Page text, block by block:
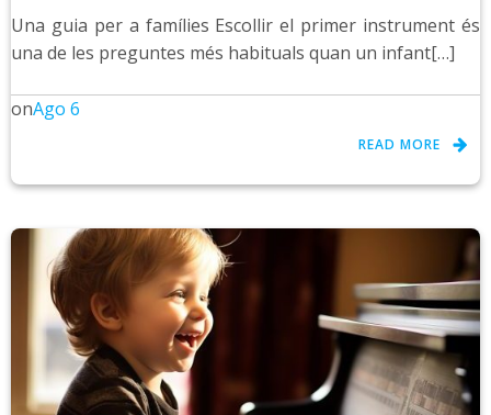
Una guia per a famílies Escollir el primer instrument és
una de les preguntes més habituals quan un infant[…]
onAgo 6
READ MORE